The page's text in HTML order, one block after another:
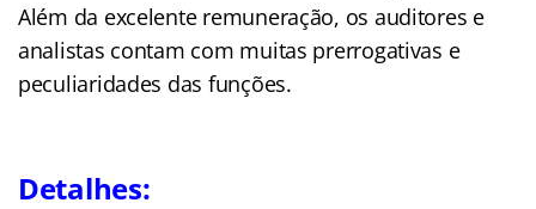
Além da excelente remuneração, os auditores e
analistas contam com muitas prerrogativas e
peculiaridades das funções.
Detalhes: